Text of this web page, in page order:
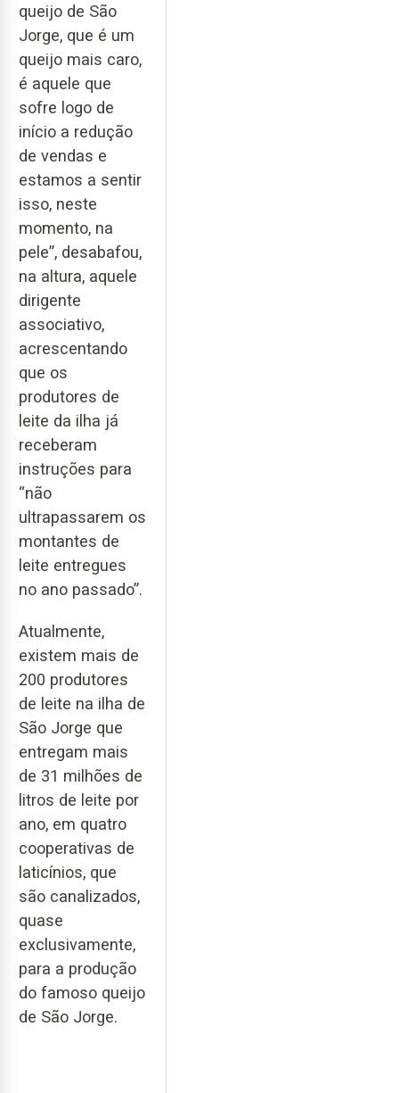
queijo de São
Jorge, que é um
queijo mais caro,
é aquele que
sofre logo de
início a redução
de vendas e
estamos a sentir
isso, neste
momento, na
pele”, desabafou,
na altura, aquele
dirigente
associativo,
acrescentando
que os
produtores de
leite da ilha já
receberam
instruções para
“não
ultrapassarem os
montantes de
leite entregues
no ano passado”.
Atualmente,
existem mais de
200 produtores
de leite na ilha de
São Jorge que
entregam mais
de 31 milhões de
litros de leite por
ano, em quatro
cooperativas de
laticínios, que
são canalizados,
quase
exclusivamente,
para a produção
do famoso queijo
de São Jorge.